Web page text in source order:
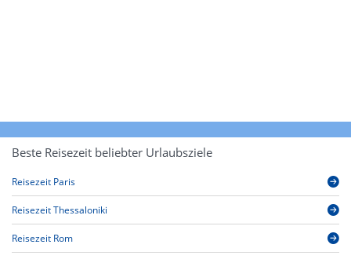
Beste Reisezeit beliebter Urlaubsziele
Reisezeit Paris
Reisezeit Thessaloniki
Reisezeit Rom